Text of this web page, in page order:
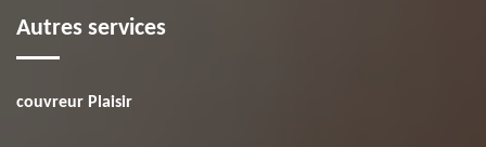
Autres services
couvreur Plaisir